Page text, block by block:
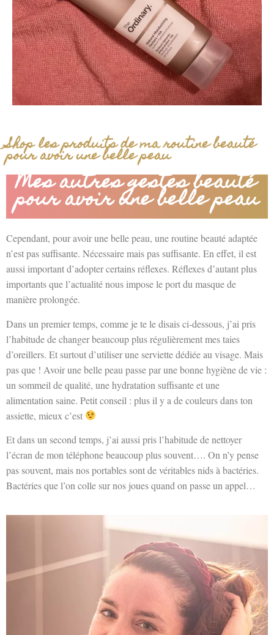
Shop les produits de ma routine beauté
pour avoir une belle peau
Mes autres gestes beauté
pour avoir une belle peau
Cependant, pour avoir une belle peau, une routine beauté adaptée
n’est pas suffisante. Nécessaire mais pas suffisante. En effet, il est
aussi important d’adopter certains réflexes. Réflexes d’autant plus
importants que l’actualité nous impose le port du masque de
manière prolongée.
Dans un premier temps, comme je te le disais ci-dessous, j’ai pris
l’habitude de changer beaucoup plus régulièrement mes taies
d’oreillers. Et surtout d’utiliser une serviette dédiée au visage. Mais
pas que ! Avoir une belle peau passe par une bonne hygiène de vie :
un sommeil de qualité, une hydratation suffisante et une
alimentation saine. Petit conseil : plus il y a de couleurs dans ton
assiette, mieux c’est
Et dans un second temps, j’ai aussi pris l’habitude de nettoyer
l’écran de mon téléphone beaucoup plus souvent…. On n’y pense
pas souvent, mais nos portables sont de véritables nids à bactéries.
Bactéries que l’on colle sur nos joues quand on passe un appel…